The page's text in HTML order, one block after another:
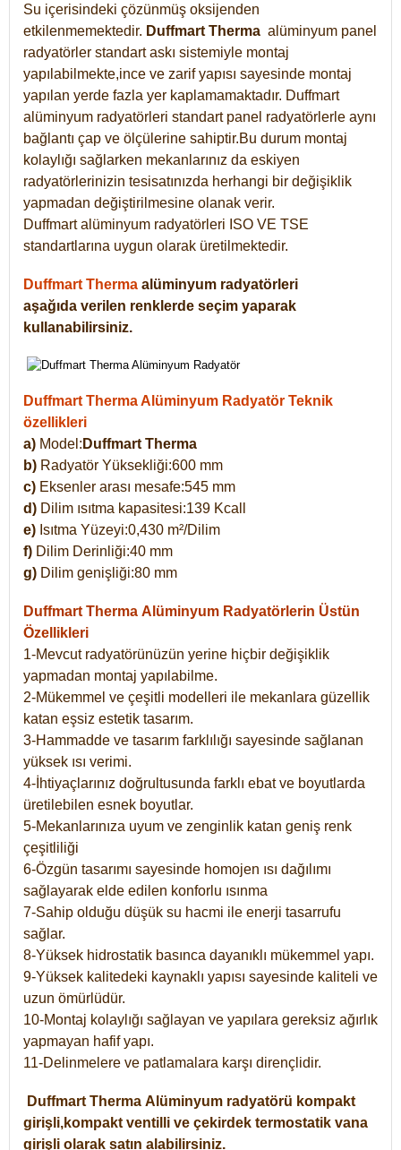
Su içerisindeki çözünmüş oksijenden
etkilenmemektedir. Duffmart Therma alüminyum panel
radyatörler standart askı sistemiyle montaj
yapılabilmekte,ince ve zarif yapısı sayesinde montaj
yapılan yerde fazla yer kaplamamaktadır. Duffmart
alüminyum radyatörleri standart panel radyatörlerle aynı
bağlantı çap ve ölçülerine sahiptir.Bu durum montaj
kolaylığı sağlarken mekanlarınız da eskiyen
radyatörlerinizin tesisatınızda herhangi bir değişiklik
yapmadan değiştirilmesine olanak verir.
Duffmart alüminyum radyatörleri ISO VE TSE
standartlarına uygun olarak üretilmektedir.
Duffmart Therma alüminyum radyatörleri
aşağıda verilen renklerde seçim yaparak
kullanabilirsiniz.
Duffmart Therma Alüminyum Radyatör Teknik
özellikleri
a) Model: Duffmart Therma
b) Radyatör Yüksekliği:600 mm
c) Eksenler arası mesafe:545 mm
d) Dilim ısıtma kapasitesi:139 Kcall
e) Isıtma Yüzeyi:0,430 m²/Dilim
f) Dilim Derinliği:40 mm
g) Dilim genişliği:80 mm
Duffmart Therma Alüminyum Radyatörlerin Üstün
Özellikleri
1-Mevcut radyatörünüzün yerine hiçbir değişiklik
yapmadan montaj yapılabilme.
2-Mükemmel ve çeşitli modelleri ile mekanlara güzellik
katan eşsiz estetik tasarım.
3-Hammadde ve tasarım farklılığı sayesinde sağlanan
yüksek ısı verimi.
4-İhtiyaçlarınız doğrultusunda farklı ebat ve boyutlarda
üretilebilen esnek boyutlar.
5-Mekanlarınıza uyum ve zenginlik katan geniş renk
çeşitliliği
6-Özgün tasarımı sayesinde homojen ısı dağılımı
sağlayarak elde edilen konforlu ısınma
7-Sahip olduğu düşük su hacmi ile enerji tasarrufu
sağlar.
8-Yüksek hidrostatik basınca dayanıklı mükemmel yapı.
9-Yüksek kalitedeki kaynaklı yapısı sayesinde kaliteli ve
uzun ömürlüdür.
10-Montaj kolaylığı sağlayan ve yapılara gereksiz ağırlık
yapmayan hafif yapı.
11-Delinmelere ve patlamalara karşı dirençlidir.
Duffmart Therma Alüminyum radyatörü kompakt
girişli,kompakt ventilli ve çekirdek termostatik vana
girişli olarak satın alabilirsiniz.